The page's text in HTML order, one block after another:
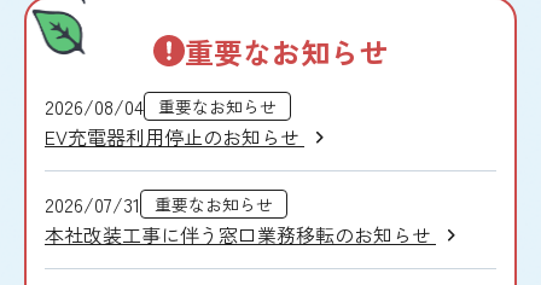
重要なお知らせ
2026/08/04 重要なお知らせ
EV充電器利用停止のお知らせ
2026/07/31 重要なお知らせ
本社改装工事に伴う窓口業務移転のお知らせ